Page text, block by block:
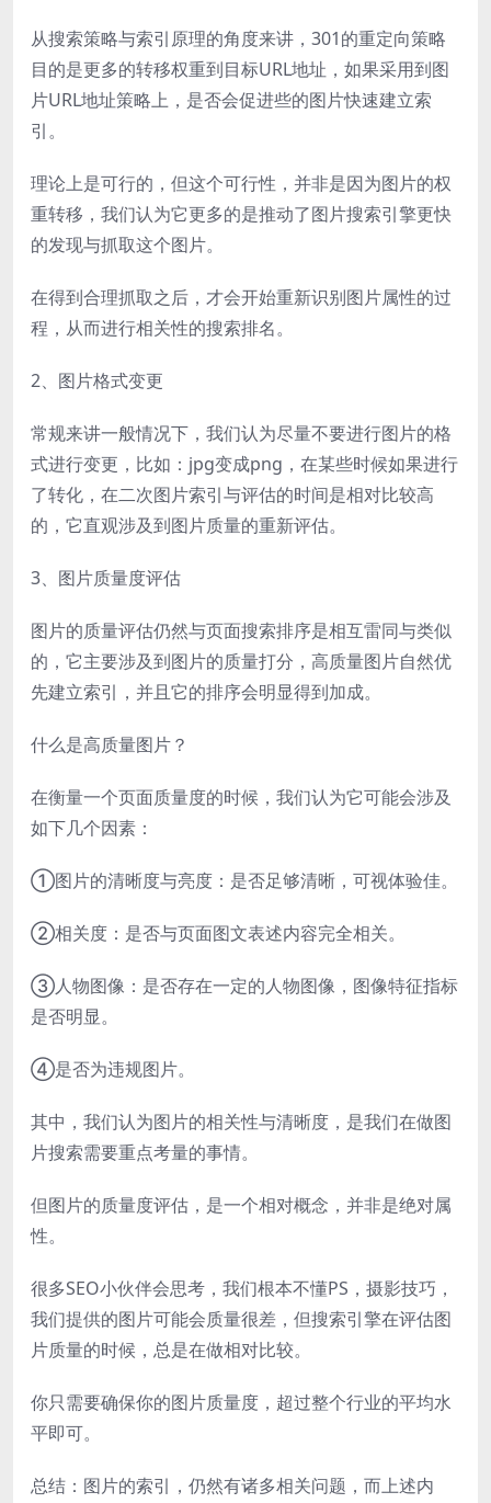
从搜索策略与索引原理的角度来讲，301的重定向策略
目的是更多的转移权重到目标URL地址，如果采用到图
片URL地址策略上，是否会促进些的图片快速建立索
引。
理论上是可行的，但这个可行性，并非是因为图片的权
重转移，我们认为它更多的是推动了图片搜索引擎更快
的发现与抓取这个图片。
在得到合理抓取之后，才会开始重新识别图片属性的过
程，从而进行相关性的搜索排名。
2、图片格式变更
常规来讲一般情况下，我们认为尽量不要进行图片的格
式进行变更，比如：jpg变成png，在某些时候如果进行
了转化，在二次图片索引与评估的时间是相对比较高
的，它直观涉及到图片质量的重新评估。
3、图片质量度评估
图片的质量评估仍然与页面搜索排序是相互雷同与类似
的，它主要涉及到图片的质量打分，高质量图片自然优
先建立索引，并且它的排序会明显得到加成。
什么是高质量图片？
在衡量一个页面质量度的时候，我们认为它可能会涉及
如下几个因素：
①图片的清晰度与亮度：是否足够清晰，可视体验佳。
②相关度：是否与页面图文表述内容完全相关。
③人物图像：是否存在一定的人物图像，图像特征指标
是否明显。
④是否为违规图片。
其中，我们认为图片的相关性与清晰度，是我们在做图
片搜索需要重点考量的事情。
但图片的质量度评估，是一个相对概念，并非是绝对属
性。
很多SEO小伙伴会思考，我们根本不懂PS，摄影技巧，
我们提供的图片可能会质量很差，但搜索引擎在评估图
片质量的时候，总是在做相对比较。
你只需要确保你的图片质量度，超过整个行业的平均水
平即可。
总结：图片的索引，仍然有诸多相关问题，而上述内